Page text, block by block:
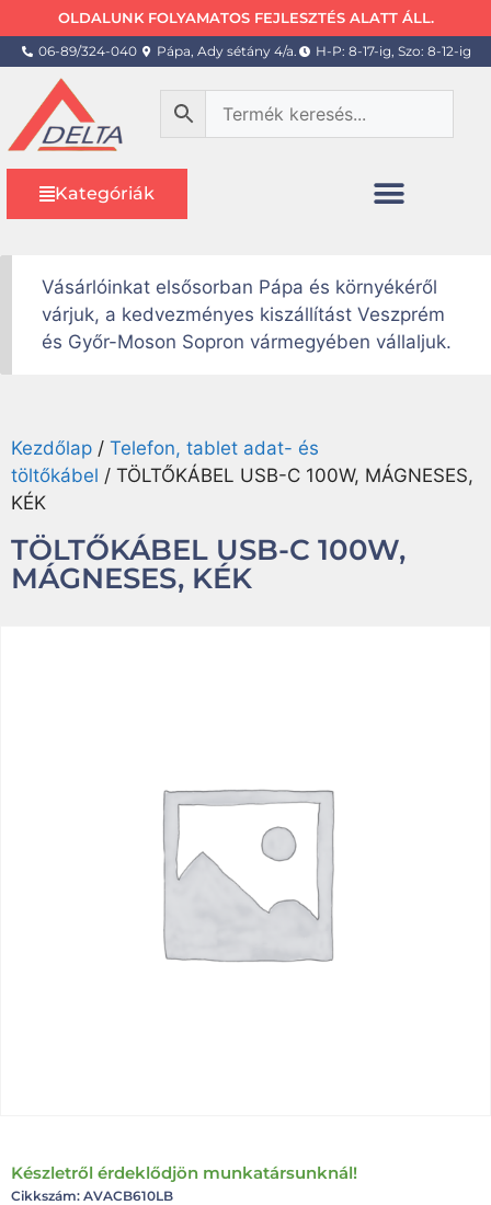
OLDALUNK FOLYAMATOS FEJLESZTÉS ALATT ÁLL.
06-89/324-040 Pápa, Ady sétány 4/a. H-P: 8-17-ig, Szo: 8-12-ig
Kategóriák
Vásárlóinkat elsősorban Pápa és környékéről
várjuk, a kedvezményes kiszállítást Veszprém
és Győr-Moson Sopron vármegyében vállaljuk.
Kezdőlap / Telefon, tablet adat- és
töltőkábel / TÖLTŐKÁBEL USB-C 100W, MÁGNESES,
KÉK
TÖLTŐKÁBEL USB-C 100W,
MÁGNESES, KÉK
Készletről érdeklődjön munkatársunknál!
Cikkszám: AVACB610LB